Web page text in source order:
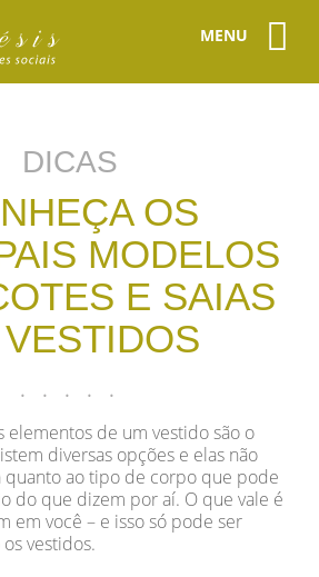
MENU
DICAS
OS
MODELOS
E SAIAS
elementos de um vestido são o
diversas opções e elas não
quanto ao tipo de corpo que pode
do que dizem por aí. O que vale é
em você – e isso só pode ser
vestidos.